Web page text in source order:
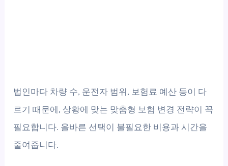
법인마다 차량 수, 운전자 범위, 보험료 예산 등이 다
르기 때문에, 상황에 맞는 맞춤형 보험 변경 전략이 꼭
필요합니다. 올바른 선택이 불필요한 비용과 시간을
줄여줍니다.